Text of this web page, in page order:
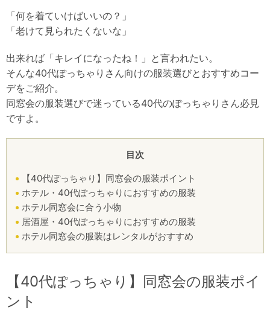
「何を着ていけばいいの？」
「老けて見られたくないな」
出来れば「キレイになったね！」と言われたい。
そんな40代ぽっちゃりさん向けの服装選びとおすすめコー
デをご紹介。
同窓会の服装選びで迷っている40代のぽっちゃりさん必見
ですよ。
目次
【40代ぽっちゃり】同窓会の服装ポイント
ホテル・40代ぽっちゃりにおすすめの服装
ホテル同窓会に合う小物
居酒屋・40代ぽっちゃりにおすすめの服装
ホテル同窓会の服装はレンタルがおすすめ
【40代ぽっちゃり】同窓会の服装ポイ
ント